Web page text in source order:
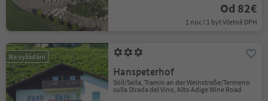
Od 82€
1 noc / 1 byt Včetně DPH
Na vyžádání
Hanspeterhof
Söll/Sella, Tramin an der Weinstraße/Termeno
sulla Strada del Vino, Alto Adige Wine Road